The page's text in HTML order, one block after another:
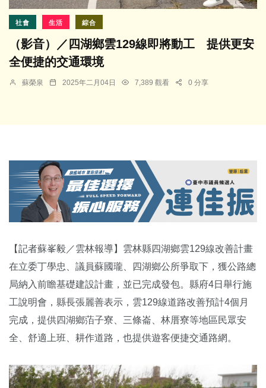
社會 生活 綜合
（影音）／四湖鄉雲129線即將動工 提供更安
全便捷的交通環境
蘇榮泉 2025年二月04日 7,389 觀看 0 分享
【記者蘇峯毅／雲林報導】雲林縣四湖鄉雲129線改善計畫
在立委丁學忠、議員蘇國瓏、四湖鄉公所爭取下，獲公路總
局納入前瞻基礎建設計畫，並已完成發包。縣府4日舉行施
工說明會，縣長張麗善表示，雲129線道路改善預計4個月
完成，提供四湖鄉萡子寮、三條崙、林厝寮等地區民眾安
全、舒適上班、耕作道路，也提供遊客便捷交通路網。